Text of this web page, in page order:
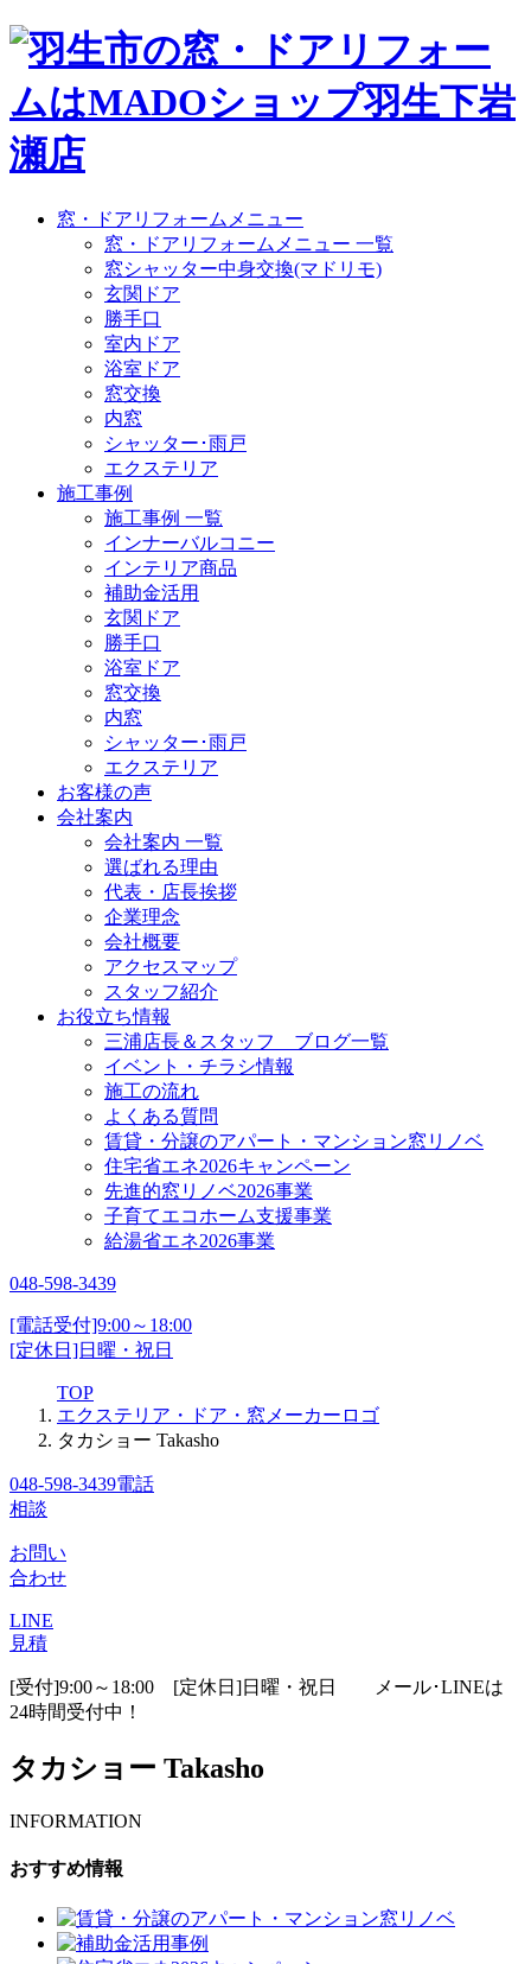
窓・ドアリフォームメニュー
窓・ドアリフォームメニュー 一覧
窓シャッター中身交換(マドリモ)
玄関ドア
勝手口
室内ドア
浴室ドア
窓交換
内窓
シャッター･雨戸
エクステリア
施工事例
施工事例 一覧
インナーバルコニー
インテリア商品
補助金活用
玄関ドア
勝手口
浴室ドア
窓交換
内窓
シャッター･雨戸
エクステリア
お客様の声
会社案内
会社案内 一覧
選ばれる理由
代表・店長挨拶
企業理念
会社概要
アクセスマップ
スタッフ紹介
お役立ち情報
三浦店長＆スタッフ ブログ一覧
イベント・チラシ情報
施工の流れ
よくある質問
賃貸・分譲のアパート・マンション窓リノベ
住宅省エネ2026キャンペーン
先進的窓リノベ2026事業
子育てエコホーム支援事業
給湯省エネ2026事業
048-598-3439
[電話受付]9:00～18:00
[定休日]日曜・祝日
TOP
エクステリア・ドア・窓メーカーロゴ
タカショー Takasho
048-598-3439電話
相談
お問い
合わせ
LINE
見積
[受付]9:00～18:00 [定休日]日曜・祝日
メール･LINEは
24時間受付中！
タカショー Takasho
INFORMATION
おすすめ情報